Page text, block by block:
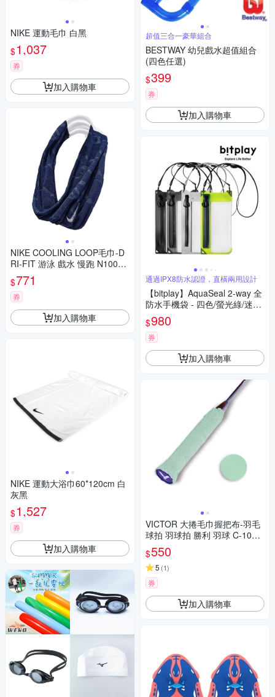
NIKE 運動毛巾 白黑
$1,037
券
加入購物車
NIKE COOLING LOOP毛巾-D
RI-FIT 游泳 戲水 慢跑 N10016
19456OS 丈青白
$771
券
加入購物車
NIKE 運動大浴巾60*120cm 白
灰黑
$1,527
券
加入購物車
超值三合一豪華組合
BESTWAY 幼兒戲水超值組合
(四色任選)
$399
券
加入購物車
通過IPX8防水認證，直橫兩用設計
【bitplay】AquaSeal 2-way 全
防水手機袋 - 四色/螢光綠/迷霧
黑/水泥灰/暗夜黑/輕量/機能/便
攜/旅行/出遊/健行/露營
$980
券
加入購物車
VICTOR 大捲毛巾握把布-羽毛
球拍 羽球拍 勝利 羽球 C-1025
R 粉綠
$550
5 (1)
券
加入購物車